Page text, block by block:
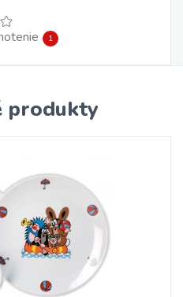
1
produkty